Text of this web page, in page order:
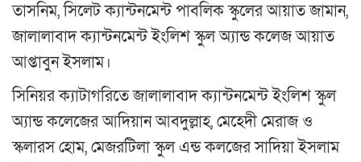
তাসনিম, সিলেট ক্যান্টনমেন্ট পাবলিক স্কুলের আয়াত জামান,
জালালাবাদ ক্যান্টনমেন্ট ইংলিশ স্কুল অ্যান্ড কলেজ আয়াত
আপ্তাবুন ইসলাম।
সিনিয়র ক্যাটাগরিতে জালালাবাদ ক্যান্টনমেন্ট ইংলিশ স্কুল
অ্যান্ড কলেজের আদিয়ান আবদুল্লাহ, মেহেদী মেরাজ ও
স্কলারস হোম, মেজরটিলা স্কুল এন্ড কলজের সাদিয়া ইসলাম